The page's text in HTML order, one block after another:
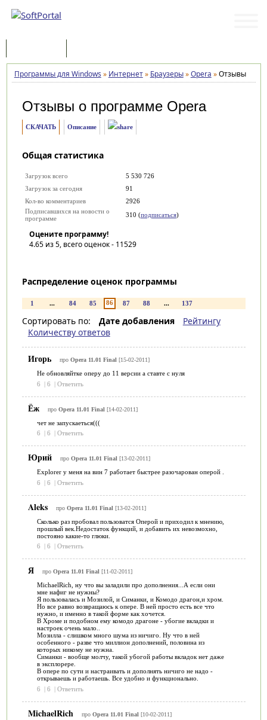
Программы для Windows » Интернет» Браузеры»Opera »Отзывы
Отзывы о программе Opera
СКАЧАТЬ Описание
Общая статистика
Загрузок всего
5 530 726
Загрузок за сегодня
91
Кол-во комментариев
2926
Подписавшихся на новости о
программе
310 (подписаться)
Оцените программу!
4.65из 5, всего оценок - 11529
Распределение оценок программы
1 ... 84 85 86 87 88 ... 137
Сортировать по: Дате добавления
Рейтингу
Количеству ответов
Игорь про Opera 11.01 Final [15-02-2011]
Не обновляйтке оперу до 11 версии а ставте с нуля
6
| 6 | Ответить
Ёж про Opera 11.01 Final [14-02-2011]
чет не запускаеться(((
6
| 6 | Ответить
Юрий про Opera 11.01 Final [13-02-2011]
Explorer у меня на вин 7 работает быстрее разочарован оперой .
6
| 6 | Ответить
Aleks про Opera 11.01 Final [13-02-2011]
Сколько раз пробовал пользоватся Оперой и приходил к мнению,
прошлый век.Недостаток функций, и добавить их невозмохно,
постояно какие-то глюки.
6
| 6 | Ответить
Я про Opera 11.01 Final [11-02-2011]
MichaelRich, ну что вы заладили про дополнения...А если они
мне нафиг не нужны?
Я пользовалась и Мозилой, и Симанки, и Комодо драгон,и хром.
Но все равно возвращаюсь к опере. В ней просто есть все что
нужно, и именно в такой форме как хочется.
В Хроме и подобном ему комодо драгоне - убогие вкладки и
настроек очень мало..
Мозилла - слишком много шума из ничиго. Ну что в ней
особенного - разве что миллион дополнений, половина из
которых никому не нужна.
Симанки - вообще молчу, такой убогой работы вкладок нет даже
в эксплорере.
В опере по сути и настраивать и дополнять ничиго не надо -
открываешь и работаешь. Все удобно и функционально.
6
| 6 | Ответить
MichaelRich про Opera 11.01 Final [10-02-2011]